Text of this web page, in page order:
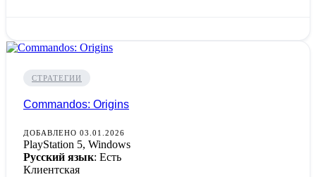
СТРАТЕГИИ
Commandos: Origins
ДОБАВЛЕНО 03.01.2026
PlayStation 5, Windows
Русский язык: Есть
Клиентская